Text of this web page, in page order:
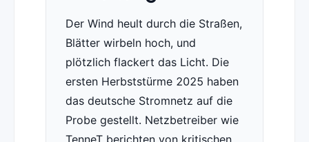
Der Wind heult durch die Straßen,
Blätter wirbeln hoch, und
plötzlich flackert das Licht. Die
ersten Herbststürme 2025 haben
das deutsche Stromnetz auf die
Probe gestellt. Netzbetreiber wie